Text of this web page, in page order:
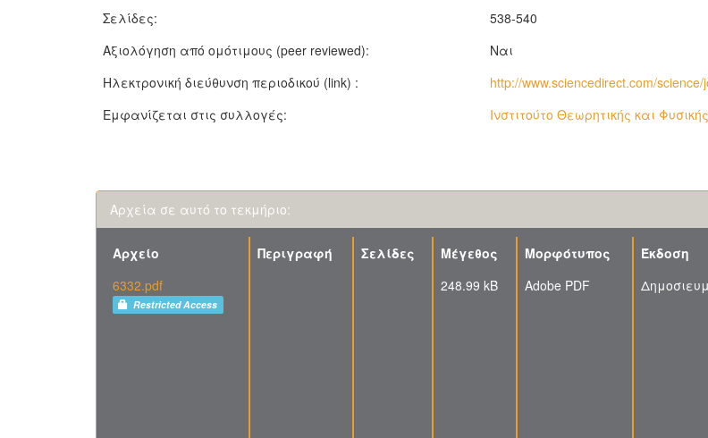
Σελίδες:
538-540
Αξιολόγηση από ομότιμους (peer reviewed):
Ναι
Ηλεκτρονική διεύθυνση περιοδικού (link) :
http://www.sciencedirect.com/
Εμφανίζεται στις συλλογές:
Ινστιτούτο Θεωρητικής και
Αρχεία σε αυτό το τεκμήριο:
Αρχείο Περιγραφή Σελίδες Μέγεθος Μορφότυπος Έκδοση
6332.pdf
Restricted Access
248.99 kB Adobe PDF